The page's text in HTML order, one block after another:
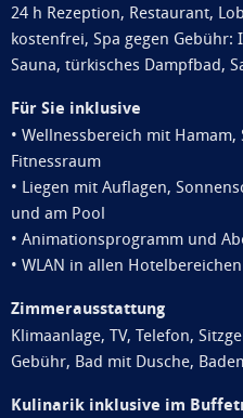
24 h Rezeption, Restaurant,
kostenfrei, Spa gegen
Sauna, türkisches Dampfbad,
Für Sie inklusive
• Wellnessbereich mit
Fitnessraum
• Liegen mit Auflagen,
und am Pool
• Animationsprogramm und
• WLAN in allen Hotelbereichen
Zimmerausstattung
Klimaanlage, TV, Telefon,
Gebühr, Bad mit Dusche,
Kulinarik inklusive im